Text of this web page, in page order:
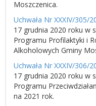
Moszczenica.
Uchwała Nr XXXIV/305/
17 grudnia 2020 roku w
Programu Profilaktyki i
Alkoholowych Gminy
Uchwała Nr XXXIV/306/
17 grudnia 2020 roku w
Programu
na 2021 rok.